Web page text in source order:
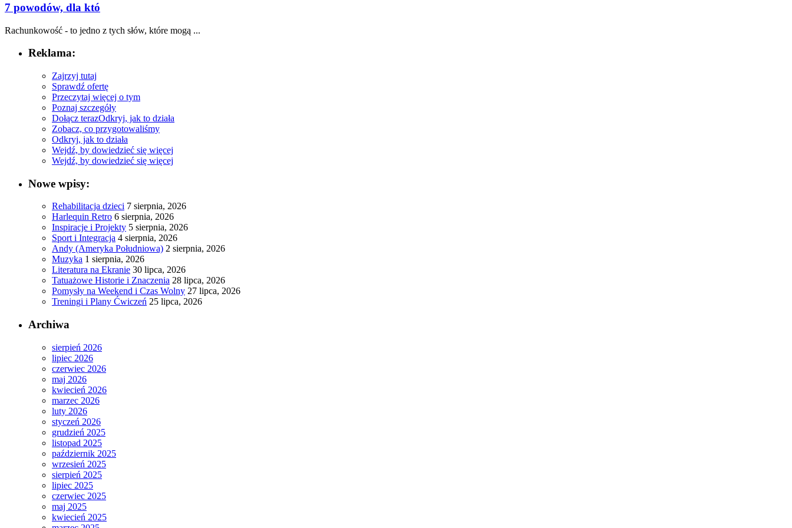
7 powodów, dla któ
Rachunkowość - to jedno z‍ tych słów, ‍które mogą ...
Reklama:
Zajrzyj tutaj
Sprawdź ofertę
Przeczytaj więcej o tym
Poznaj szczegóły
Dołącz terazOdkryj, jak to działa
Zobacz, co przygotowaliśmy
Odkryj, jak to działa
Wejdź, by dowiedzieć się więcej
Wejdź, by dowiedzieć się więcej
Nowe wpisy:
Rehabilitacja dzieci 7 sierpnia, 2026
Harlequin Retro 6 sierpnia, 2026
Inspiracje i Projekty 5 sierpnia, 2026
Sport i Integracja 4 sierpnia, 2026
Andy (Ameryka Południowa) 2 sierpnia, 2026
Muzyka 1 sierpnia, 2026
Literatura na Ekranie 30 lipca, 2026
Tatuażowe Historie i Znaczenia 28 lipca, 2026
Pomysły na Weekend i Czas Wolny 27 lipca, 2026
Treningi i Plany Ćwiczeń 25 lipca, 2026
Archiwa
sierpień 2026
lipiec 2026
czerwiec 2026
maj 2026
kwiecień 2026
marzec 2026
luty 2026
styczeń 2026
grudzień 2025
listopad 2025
październik 2025
wrzesień 2025
sierpień 2025
lipiec 2025
czerwiec 2025
maj 2025
kwiecień 2025